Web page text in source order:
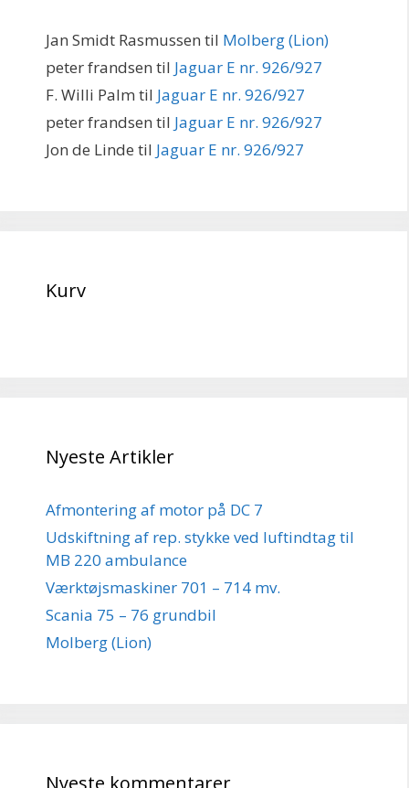
Jan Smidt Rasmussen til Molberg (Lion)
peter frandsen til Jaguar E nr. 926/927
F. Willi Palm til Jaguar E nr. 926/927
peter frandsen til Jaguar E nr. 926/927
Jon de Linde til Jaguar E nr. 926/927
Kurv
Nyeste Artikler
Afmontering af motor på DC 7
Udskiftning af rep. stykke ved luftindtag til
MB 220 ambulance
Værktøjsmaskiner 701 – 714 mv.
Scania 75 – 76 grundbil
Molberg (Lion)
Nyeste kommentarer